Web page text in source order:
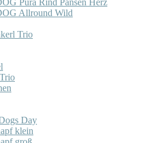
Pura Rind Pansen Herz
Allround Wild
Trio
Day
klein